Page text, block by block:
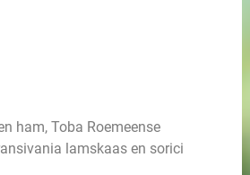
ham, Toba Roemeense
lamskaas en sorici